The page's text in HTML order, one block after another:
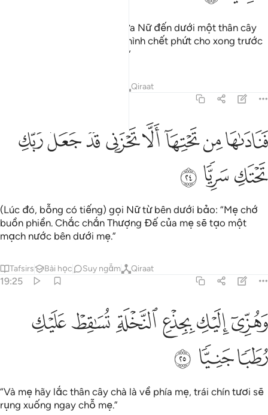
Rồi những cơn đau đẻ đã đưa Nữ đến dưới một thân cây
chà là. Nữ (rên rỉ:) “Phải chi mình chết phứt cho xong trước
việc này và bị quên bẵng đi!”
Qiraat
فناداها من تحتها الا تحزني قد جعل ربك تحتك سريا ٢٤
فَنَادَىٰهَا مِن تَحْتِهَآ أَلَّا تَحْزَنِى قَدْ جَعَلَ رَبُّكِ تَحْتَكِ سَرِيًّۭا ٢٤
ﳀﳁﳂﳃﳄﳅﳆﳇ
ﳈﳉ ﳊ
(Lúc đó, bỗng có tiếng) gọi Nữ từ bên dưới bảo: “Mẹ chớ
buồn phiền. Chắc chắn Thượng Đế của mẹ sẽ tạo một
mạch nước bên dưới mẹ.”
Tafsirs Bài học Suy ngẫm Qiraat
19:25
وهزي اليك بجذع النخلة تساقط عليك رطبا جنيا ٢٥
وَهُزِّىٓ إِلَيْكِ بِجِذْعِ ٱلنَّخْلَةِ تُسَـٰقِطْ عَلَيْكِ رُطَبًۭا جَنِيًّۭا ٢٥
ﳋﳌﳍﳎﳏﳐ
ﳑﳒ ﳓ
“Và mẹ hãy lắc thân cây chà là về phía mẹ, trái chín tươi sẽ
rụng xuống ngay chỗ mẹ.”